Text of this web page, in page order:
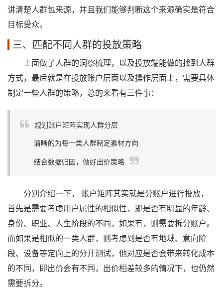
讲清楚人群包来源，并且我们能够判断这个来源确实是符合
目标受众。
三、匹配不同人群的投放策略
上面做了人群的洞察梳理，以及投放端能做的找到人群
方式，最后就是在投放账户层面以及操作层面上，需要具体
制定一些人群的策略，总的来看有三件事：
规划账户矩阵实现人群分层
清晰的为每一类人群制定素材方向
结合数据归因，做好出价策略
分别介绍一下， 账户矩阵其实就是分账户进行投放，
首先是需要考虑用户属性的相似性，即是否有明显的年龄、
身份、职业、人生阶段的不同，如果有，则需要拆分账户。
而如果是相似的一类人群，则考虑到是否有地域、意向阶
段、设备等定向上的分开测试，他对应是否会带来转化成本
的不同，即出价会有不同，出价相差较多的情况下，也仍然
需要拆分。